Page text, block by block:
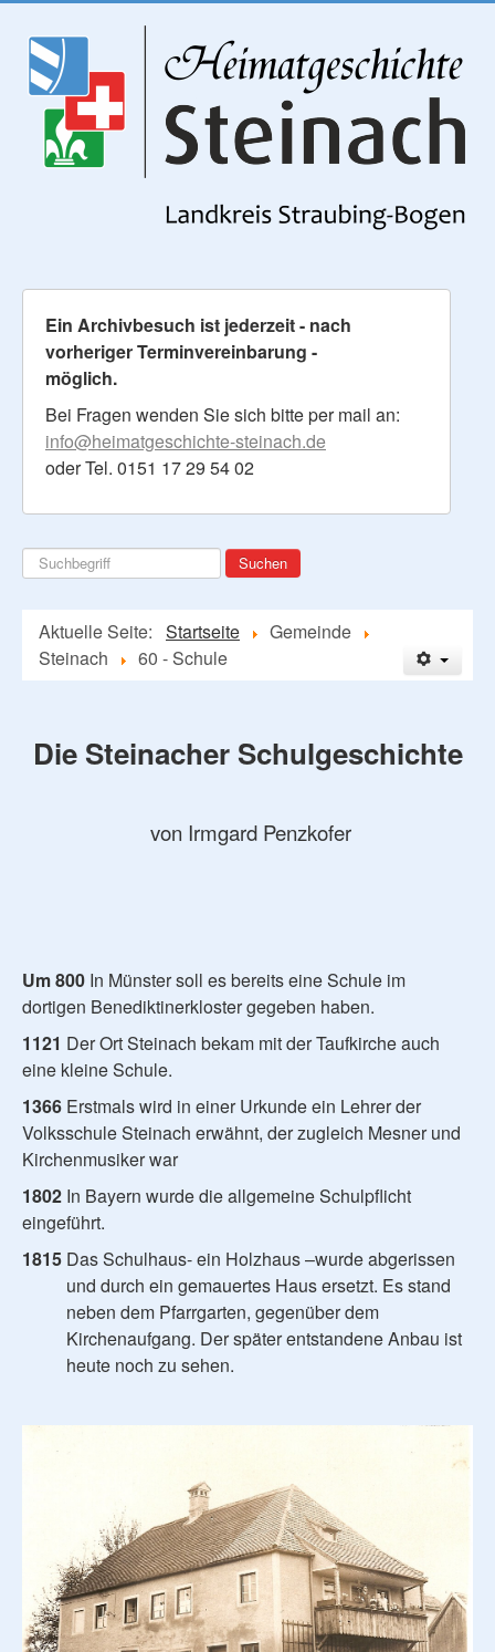
Ein Archivbesuch ist jederzeit - nach
vorheriger Terminvereinbarung -
möglich.
Bei Fragen wenden Sie sich bitte per mail an:
info@heimatgeschichte-steinach.de
oder Tel. 0151 17 29 54 02
Suchen
...
Suchen
Aktuelle Seite: Startseite
Gemeinde
Steinach
60 - Schule
Die Steinacher Schulgeschichte
von Irmgard Penzkofer
Um 800 In Münster soll es bereits eine Schule im
dortigen Benediktinerkloster gegeben haben.
1121 Der Ort Steinach bekam mit der Taufkirche auch
eine kleine Schule.
1366 Erstmals wird in einer Urkunde ein Lehrer der
Volksschule Steinach erwähnt, der zugleich Mesner und
Kirchenmusiker war
1802 In Bayern wurde die allgemeine Schulpflicht
eingeführt.
1815 Das Schulhaus- ein Holzhaus –wurde abgerissen
und durch ein gemauertes Haus ersetzt. Es stand
neben dem Pfarrgarten, gegenüber dem
Kirchenaufgang. Der später entstandene Anbau ist
heute noch zu sehen.